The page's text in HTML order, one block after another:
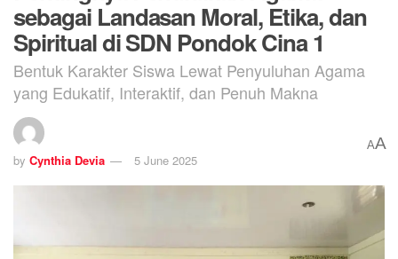
sebagai Landasan Moral, Etika, dan
Spiritual di SDN Pondok Cina 1
Bentuk Karakter Siswa Lewat Penyuluhan Agama
yang Edukatif, Interaktif, dan Penuh Makna
by Cynthia Devia 5 June 2025
AA